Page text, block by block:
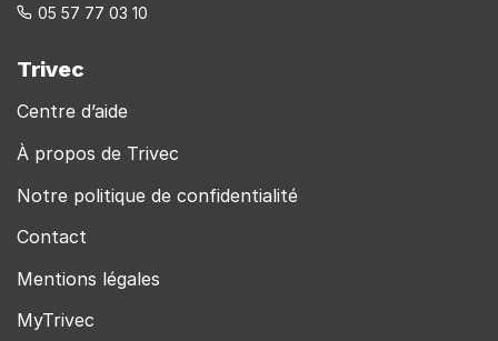
05 57 77 03 10
Trivec
Centre d’aide
À propos de Trivec
Notre politique de confidentialité
Contact
Mentions légales
MyTrivec